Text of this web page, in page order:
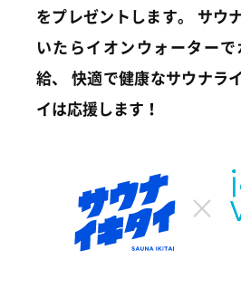
をプレゼントします。
サウ
いたらイオンウォーター
給、
快適で健康なサウナラ
イは応援します！